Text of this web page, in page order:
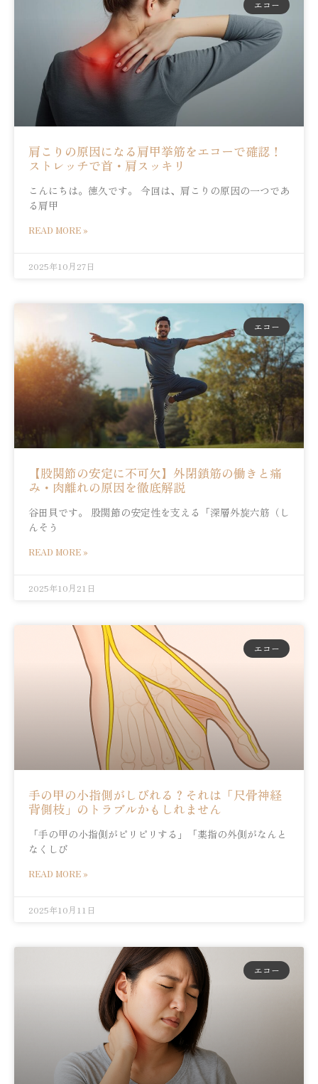
エコー
肩こりの原因になる肩甲挙筋をエコーで確認！
ストレッチで首・肩スッキリ
こんにちは。徳久です。 今回は、肩こりの原因の一つであ
る肩甲
READ MORE »
2025年10月27日
エコー
【股関節の安定に不可欠】外閉鎖筋の働きと痛
み・肉離れの原因を徹底解説
谷田貝です。 股関節の安定性を支える「深層外旋六筋（し
んそう
READ MORE »
2025年10月21日
エコー
手の甲の小指側がしびれる？それは「尺骨神経
背側枝」のトラブルかもしれません
「手の甲の小指側がピリピリする」「薬指の外側がなんと
なくしび
READ MORE »
2025年10月11日
エコー